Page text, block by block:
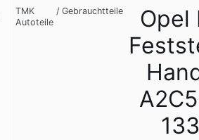
TMK
Autoteile
/ Gebrauchtteile
Opel